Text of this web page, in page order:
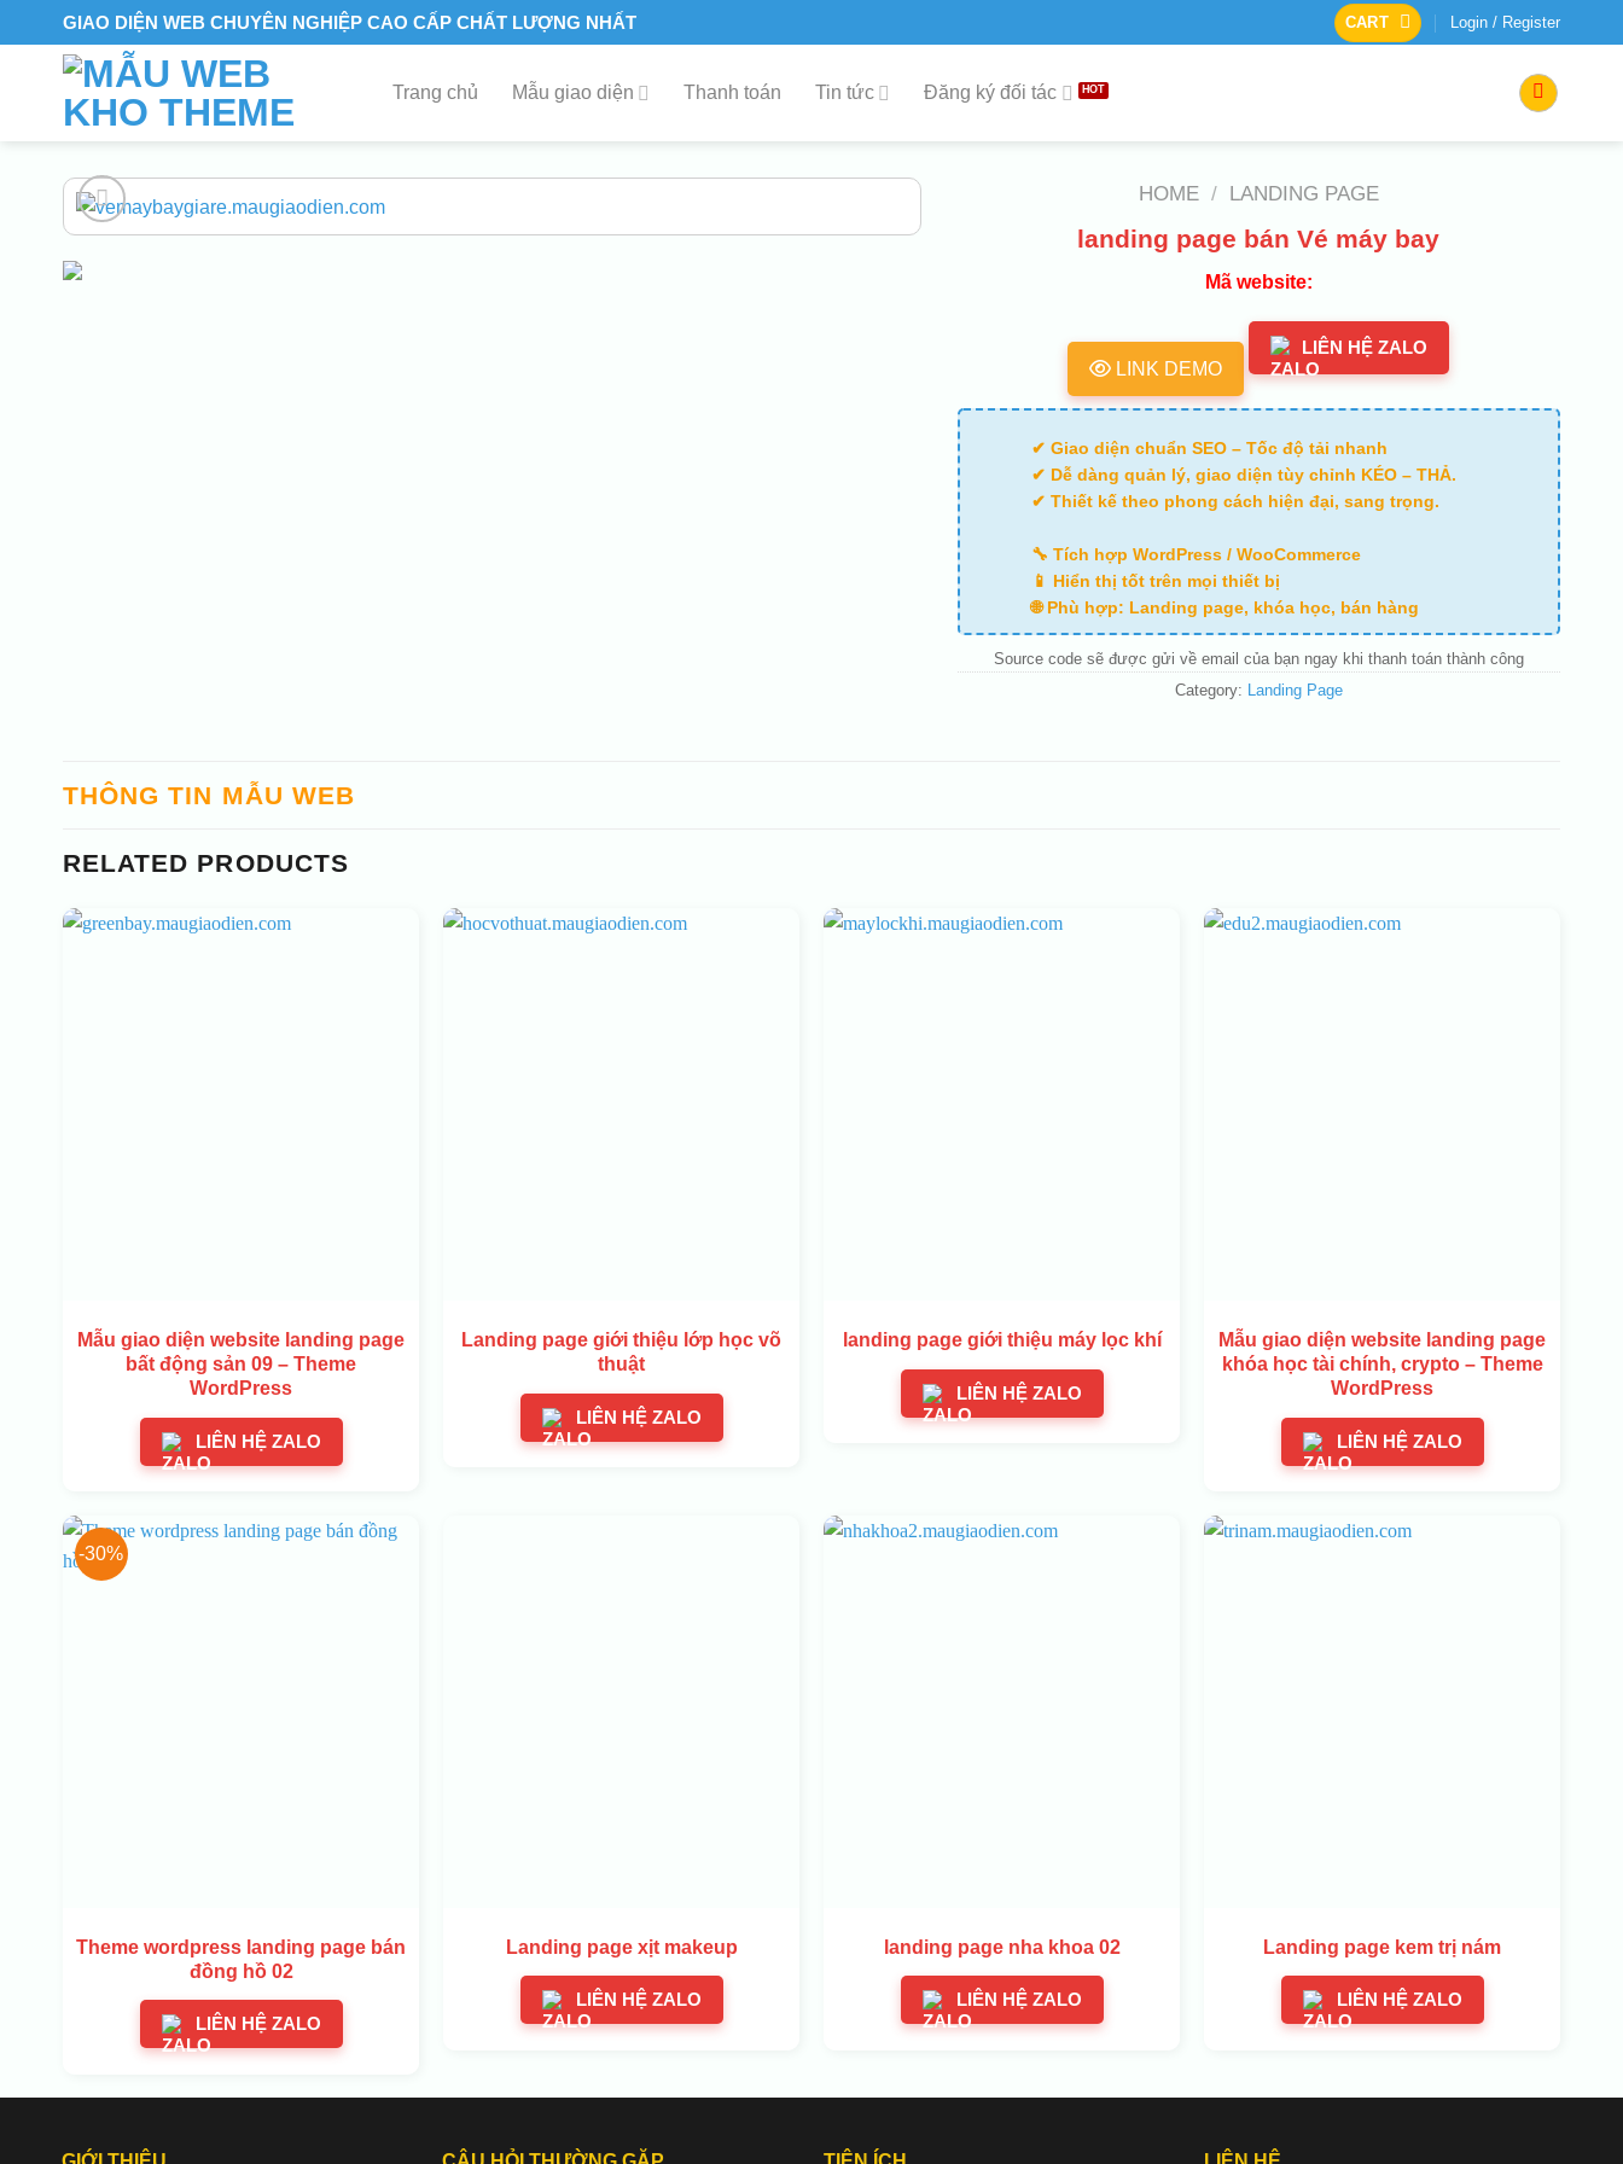
to
GIAO DIỆN WEB CHUYÊN NGHIỆP CAO CẤP CHẤT LƯỢNG NHẤT CART Login / Register
Trang chủ Mẫu giao diện Thanh toán Tin tức Đăng ký đối tác
HOME / LANDING PAGE
landing page bán Vé máy bay
Mã website:
LINK DEMO
LIÊN HỆ ZALO
✔ Giao diện chuẩn SEO – Tốc độ tải nhanh
✔ Dễ dàng quản lý, giao diện tùy chỉnh KÉO – THẢ.
✔ Thiết kế theo phong cách hiện đại, sang trọng.
🔧 Tích hợp WordPress / WooCommerce
📱 Hiển thị tốt trên mọi thiết bị
🌐 Phù hợp: Landing page, khóa học, bán hàng
Source code sẽ được gửi về email của bạn ngay khi thanh toán thành công
Category: Landing Page
THÔNG TIN MẪU WEB
RELATED PRODUCTS
Mẫu giao diện website landing page
bất động sản 09 – Theme
WordPress
LIÊN HỆ ZALO
Landing page giới thiệu lớp học võ
thuật
LIÊN HỆ ZALO
landing page giới thiệu máy lọc khí
LIÊN HỆ ZALO
Mẫu giao diện website landing page
khóa học tài chính, crypto – Theme
WordPress
LIÊN HỆ ZALO
-30%
Theme wordpress landing page bán
đồng hồ 02
LIÊN HỆ ZALO
Landing page xịt makeup
LIÊN HỆ ZALO
landing page nha khoa 02
LIÊN HỆ ZALO
Landing page kem trị nám
LIÊN HỆ ZALO